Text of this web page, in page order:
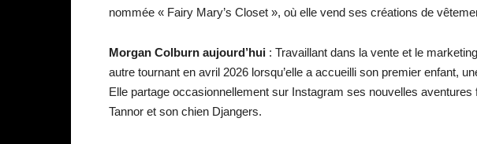
nommée « Fairy Mary’s Closet », où elle vend ses créations de
Morgan Colburn aujourd’hui : Travaillant dans la vente et le
autre tournant en avril 2026 lorsqu’elle a accueilli son premier enfant,
Elle partage occasionnellement sur Instagram ses nouvelles
Tannor et son chien Djangers.